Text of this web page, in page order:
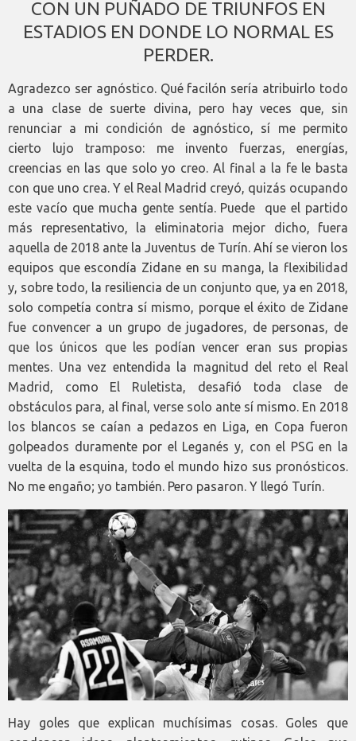
CON UN PUÑADO DE TRIUNFOS EN
ESTADIOS EN DONDE LO NORMAL ES
PERDER.
Agradezco ser agnóstico. Qué facilón sería atribuirlo todo
a una clase de suerte divina, pero hay veces que, sin
renunciar a mi condición de agnóstico, sí me permito
cierto lujo tramposo: me invento fuerzas, energías,
creencias en las que solo yo creo. Al final a la fe le basta
con que uno crea. Y el Real Madrid creyó, quizás ocupando
este vacío que mucha gente sentía. Puede que el partido
más representativo, la eliminatoria mejor dicho, fuera
aquella de 2018 ante la Juventus de Turín. Ahí se vieron los
equipos que escondía Zidane en su manga, la flexibilidad
y, sobre todo, la resiliencia de un conjunto que, ya en 2018,
solo competía contra sí mismo, porque el éxito de Zidane
fue convencer a un grupo de jugadores, de personas, de
que los únicos que les podían vencer eran sus propias
mentes. Una vez entendida la magnitud del reto el Real
Madrid, como El Ruletista, desafió toda clase de
obstáculos para, al final, verse solo ante sí mismo. En 2018
los blancos se caían a pedazos en Liga, en Copa fueron
golpeados duramente por el Leganés y, con el PSG en la
vuelta de la esquina, todo el mundo hizo sus pronósticos.
No me engaño; yo también. Pero pasaron. Y llegó Turín.
Hay goles que explican muchísimas cosas. Goles que